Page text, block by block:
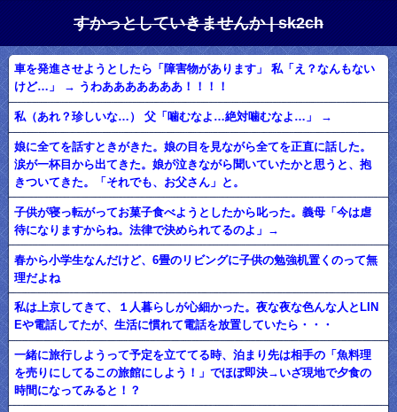
すかっとしていきませんか | sk2ch
車を発進させようとしたら「障害物があります」 私「え？なんもない
けど…」 → うわあああああああ！！！！
私（あれ？珍しいな…） 父「噛むなよ…絶対噛むなよ…」 →
娘に全てを話すときがきた。娘の目を見ながら全てを正直に話した。
涙が一杯目から出てきた。娘が泣きながら聞いていたかと思うと、抱
きついてきた。「それでも、お父さん」と。
子供が寝っ転がってお菓子食べようとしたから叱った。義母「今は虐
待になりますからね。法律で決められてるのよ」→
春から小学生なんだけど、6畳のリビングに子供の勉強机置くのって無
理だよね
私は上京してきて、１人暮らしが心細かった。夜な夜な色んな人とLIN
Eや電話してたが、生活に慣れて電話を放置していたら・・・
一緒に旅行しようって予定を立ててる時、泊まり先は相手の「魚料理
を売りにしてるこの旅館にしよう！」でほぼ即決→いざ現地で夕食の
時間になってみると！？